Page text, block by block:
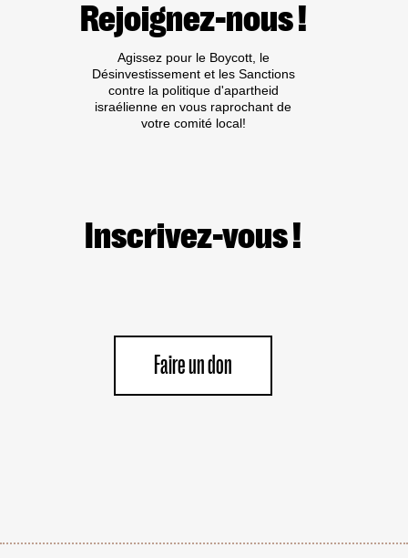
ÉLÉMENTS
QUI
PENCHER
CEDH
Rejoignez-nous !
Agissez pour le Boycott, le
Désinvestissement et les Sanctions
contre la politique d'apartheid
israélienne en vous raprochant de
votre comité local!
Inscrivez-vous !
Faire un don